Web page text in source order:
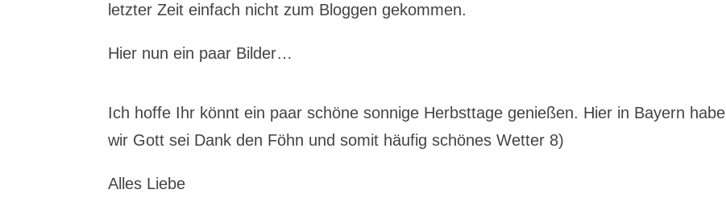
letzter Zeit einfach nicht zum Bloggen gekommen.
Hier nun ein paar Bilder…
Ich hoffe Ihr könnt ein paar schöne sonnige Herbsttage genießen. Hier in Bayern habe
wir Gott sei Dank den Föhn und somit häufig schönes Wetter 8)
Alles Liebe